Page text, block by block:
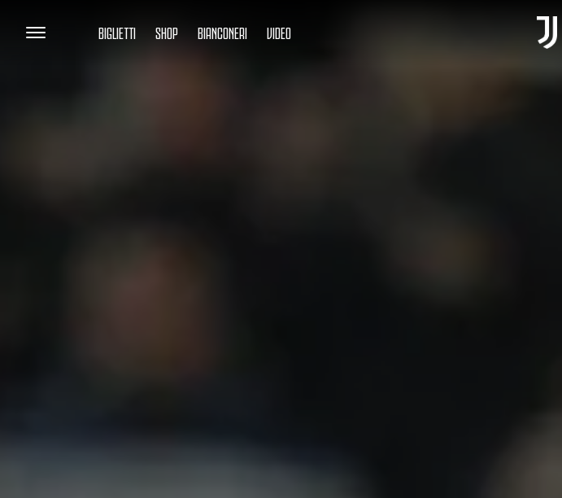
BIGLIETTI SHOP BIANCONERI VIDEO